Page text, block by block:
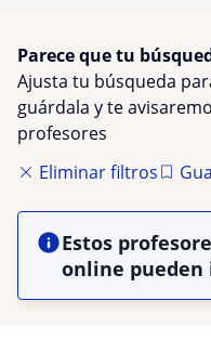
Parece que tu
Ajusta tu búsqueda
guárdala y te
profesores
Eliminar filtros
Estos
online